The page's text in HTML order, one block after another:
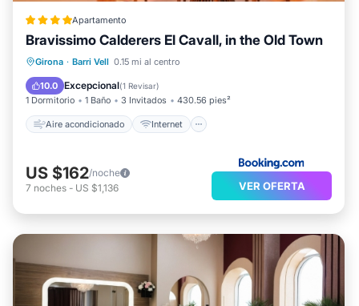
Apartamento
Bravissimo Calderers El Cavall, in the Old Town
Girona · Barri Vell 0.15 mi al centro
10.0 Excepcional(1 Revisar)
1 Dormitorio 1 Baño 3 Invitados 430.56 pies²
Aire acondicionado Internet
Aire acondicionado
Apto para niños
US $162/noche
7 noches - US $1,136 VER OFERTA